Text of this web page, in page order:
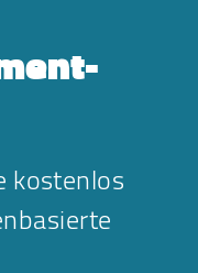
kostenlos